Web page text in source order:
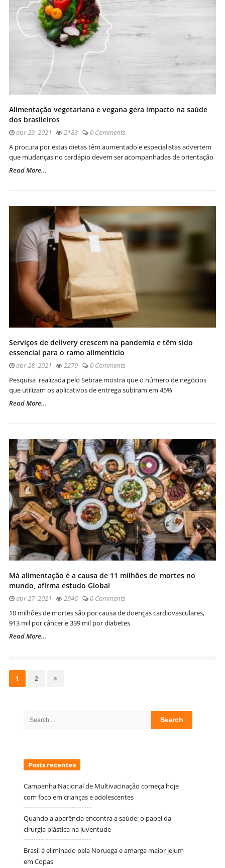
Alimentação vegetariana e vegana gera impacto na saúde
dos brasileiros
abr 29, 2021 2183
0 Comments
A procura por estas dietas têm aumentado e especialistas advertem
que mudanças no cardápio devem ser acompanhadas de orientação
Read More...
Serviços de delivery crescem na pandemia e têm sido
essencial para o ramo alimentício
abr 28, 2021 2279
0 Comments
Pesquisa realizada pelo Sebrae mostra que o número de negócios
que utilizam os aplicativos de entrega subiram em 45%
Read More...
Má alimentação é a causa de 11 milhões de mortes no
mundo, afirma estudo Global
abr 27, 2021 2946
0 Comments
10 milhões de mortes são por causa de doenças cardiovasculares,
913 mil por câncer e 339 mil por diabetes
Read More...
por
posts
Page
1 Page
2
Search
Posts recentes
Campanha Nacional de Multivacinação começa hoje
com foco em crianças e adolescentes
Quando a aparência encontra a saúde: o papel da
cirurgia plástica na juventude
Brasil é eliminado pela Noruega e amarga maior jejum
em Copas